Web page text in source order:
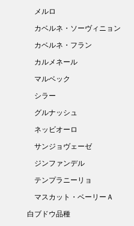
メルロ
カベルネ・ソーヴィニョン
カベルネ・フラン
カルメネール
マルベック
シラー
グルナッシュ
ネッビオーロ
サンジョヴェーゼ
ジンファンデル
テンプラニーリョ
マスカット・ベーリーＡ
白ブドウ品種